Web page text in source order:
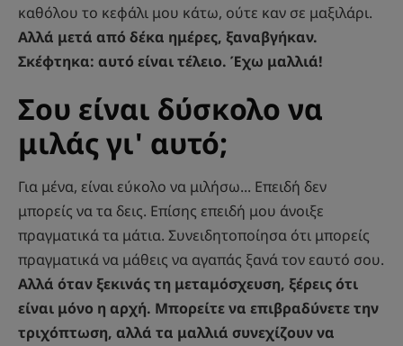
καθόλου το κεφάλι μου κάτω, ούτε καν σε μαξιλάρι.
Αλλά μετά από δέκα ημέρες, ξαναβγήκαν.
Σκέφτηκα: αυτό είναι τέλειο. Έχω μαλλιά!
Σου είναι δύσκολο να
μιλάς γι' αυτό;
Για μένα, είναι εύκολο να μιλήσω... Επειδή δεν
μπορείς να τα δεις. Επίσης επειδή μου άνοιξε
πραγματικά τα μάτια. Συνειδητοποίησα ότι μπορείς
πραγματικά να μάθεις να αγαπάς ξανά τον εαυτό σου.
Αλλά όταν ξεκινάς τη μεταμόσχευση, ξέρεις ότι
είναι μόνο η αρχή. Μπορείτε να επιβραδύνετε την
τριχόπτωση, αλλά τα μαλλιά συνεχίζουν να